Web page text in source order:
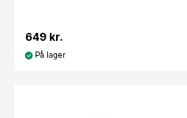
649 kr.
På lager